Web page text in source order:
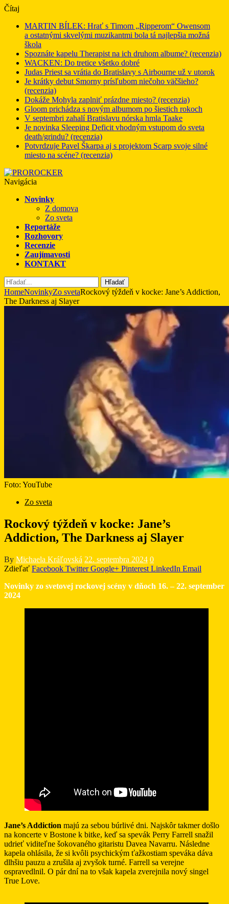
Čítaj
MARTIN BÍLEK: Hrať s Timom „Ripperom“ Owensom
a ostatnými skvelými muzikantmi bola tá najlepšia možná
škola
Spoznáte kapelu Therapist na ich druhom albume? (recenzia)
WACKEN: Do tretice všetko dobré
Judas Priest sa vrátia do Bratislavy s Airbourne už v utorok
Je krátky debut Smorny prísľubom niečoho väčšieho?
(recenzia)
Dokáže Mohyla zaplniť prázdne miesto? (recenzia)
Gloom prichádza s novým albumom po šiestich rokoch
V septembri zahalí Bratislavu nórska hmla Taake
Je novinka Sleeping Deficit vhodným vstupom do sveta
death/grindu? (recenzia)
Potvrdzuje Pavel Škarpa aj s projektom Scarp svoje silné
miesto na scéne? (recenzia)
Navigácia
Novinky
Z domova
Zo sveta
Reportáže
Rozhovory
Recenzie
Zaujímavosti
KONTAKT
Hľadať
HomeNovinkyZo svetaRockový týždeň v kocke: Jane’s Addiction,
The Darkness aj Slayer
Foto: YouTube
Zo sveta
Rockový týždeň v kocke: Jane’s
Addiction, The Darkness aj Slayer
By Michaela Kráľovská 22. septembra 2024 0
Zdieľať Facebook Twitter Google+ Pinterest LinkedIn Email
Novinky zo svetovej rockovej scény v dňoch 16. – 22. september
2024
Jane’s Addiction majú za sebou búrlivé dni. Najskôr takmer došlo
na koncerte v Bostone k bitke, keď sa spevák Perry Farrell snažil
udrieť viditeľne šokovaného gitaristu Davea Navarru. Následne
kapela ohlásila, že si kvôli psychickým ťažkostiam speváka dáva
dlhšiu pauzu a zrušila aj zvyšok turné. Farrell sa verejne
ospravedlnil. O pár dní na to však kapela zverejnila nový singel
True Love.